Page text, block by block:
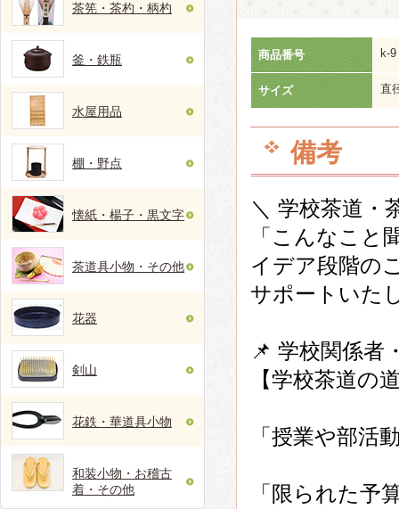
茶筅・茶杓・柄杓
釜・鉄瓶
水屋用品
棚・野点
懐紙・楊子・黒文字
茶道具小物・その他
花器
剣山
花鉄・華道具小物
和装小物・お稽古
着・その他
商品番号 k-9
サイズ 直
備考
＼ 学校茶道・
「こんなこ
イデア段階の
サポートいた
📌 学校関係者
【学校茶道の
「授業や部活
「限られた予